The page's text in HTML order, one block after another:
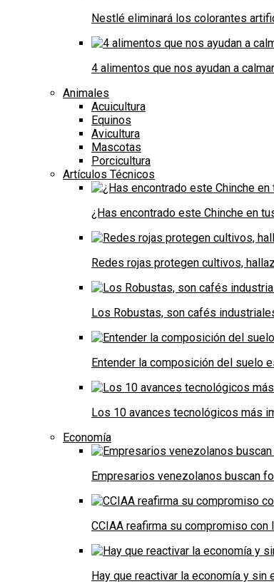
Nestlé eliminará los colorantes
4 alimentos que nos ayudan a
Animales
Acuicultura
Equinos
Avicultura
Mascotas
Porcicultura
Artículos Técnicos
¿Has encontrado este Chinche en
Redes rojas protegen cultivos,
Los Robustas, son cafés
Entender la composición del suelo
Los 10 avances tecnológicos más
Economía
Empresarios venezolanos buscan
CCIAA reafirma su compromiso
Hay que reactivar la economía y